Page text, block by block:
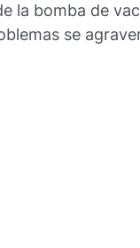
la bomba de
se